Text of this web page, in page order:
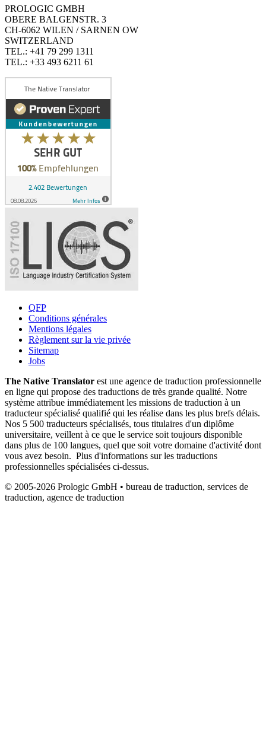
PROLOGIC GMBH
OBERE BALGENSTR. 3
CH-6062 WILEN / SARNEN OW
SWITZERLAND
TEL.: +41 79 299 1311
TEL.: +33 493 6211 61
QFP
Conditions générales
Mentions légales
Règlement sur la vie privée
Sitemap
Jobs
The Native Translator est une agence de traduction professionnelle
en ligne qui propose des traductions de très grande qualité. Notre
système attribue immédiatement les missions de traduction à un
traducteur spécialisé qualifié qui les réalise dans les plus brefs délais.
Nos 5 500 traducteurs spécialisés, tous titulaires d'un diplôme
universitaire, veillent à ce que le service soit toujours disponible
dans plus de 100 langues, quel que soit votre domaine d'activité dont
vous avez besoin. Plus d'informations sur les traductions
professionnelles spécialisées ci-dessus.
© 2005-2026 Prologic GmbH • bureau de traduction, services de
traduction, agence de traduction